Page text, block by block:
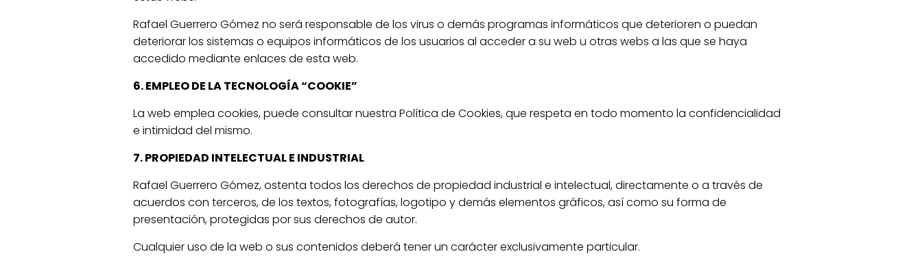
Rafael Guerrero Gómez no será responsable de los virus o demás programas informáticos que deterioren o puedan
deteriorar los sistemas o equipos informáticos de los usuarios al acceder a su web u otras webs a las que se haya
accedido mediante enlaces de esta web.
6. EMPLEO DE LA TECNOLOGÍA “COOKIE”
La web emplea cookies, puede consultar nuestra Política de Cookies, que respeta en todo momento la confidencialidad
e intimidad del mismo.
7. PROPIEDAD INTELECTUAL E INDUSTRIAL
Rafael Guerrero Gómez, ostenta todos los derechos de propiedad industrial e intelectual, directamente o a través de
acuerdos con terceros, de los textos, fotografías, logotipo y demás elementos gráficos, así como su forma de
presentación, protegidas por sus derechos de autor.
Cualquier uso de la web o sus contenidos deberá tener un carácter exclusivamente particular.